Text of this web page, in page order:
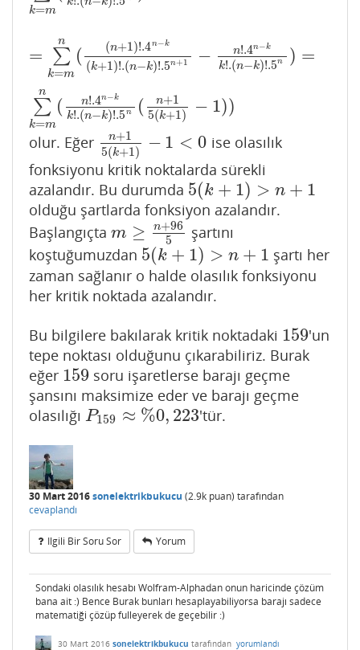
k=m
= ∑
k=m
n
( (n+1)!.4n−k
(k+1)!.(n−k)!.5n+1 − n!.4n−k
k!.(n−k)!.5n ) =
∑
k=m
n
( n!.4n−k
k!.(n−k)!.5 n ( n+1
5(k+1) − 1))
=∑ =m n ((n+1)!.4n−k(k+1) .(n −k)!.5n+1−n !.4n
olur. Eğer n+1
5(k+1 ) − 1 < 0
n+15(k +1) −1 <0
ise olasılık
fonksiyonu kritik noktalarda sürekli
azalandır. Bu durumda 5(k + 1) > n + 1
5(k+ 1)> n+ 1
olduğu şartlarda fonksiyon azalandır.
Başlangıçta m ≥ n+96
5
m≥ n+ 965
şartını
koştuğumuzdan 5(k + 1) > n + 1
5(k+ 1)> n+ 1
şartı her
zaman sağlanır o halde olasılık fonksiyonu
her kritik noktada azalandır.
Bu bilgilere bakılarak kritik noktadaki 159
159'un
tepe noktası olduğunu çıkarabiliriz. Burak
eğer 159
159 soru işaretlerse barajı geçme
şansını maksimize eder ve barajı geçme
olasılığı P159 ≈ %0, 223
P159 ≈% 0,223 'tür.
30 Mart 2016sonelektrikbukucu (2.9k puan) tarafından
cevaplandı
Ilgili Bir Soru Sor Yorum
Sondaki olasılık hesabı Wolfram-Alphadan onun haricinde çözüm
bana ait :) Bence Burak bunları hesaplayabiliyorsa barajı sadece
matematiği çözüp fulleyerek de geçebilir :)
30 Mart 2016 sonelektrikbukucu tarafından yorumlandı